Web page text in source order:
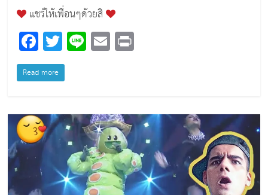
แชร์ให้เพื่อนๆด้วยสิ
F
a
c
b
o
o
k
T
wi
tt
Li
n
E
m
Read more